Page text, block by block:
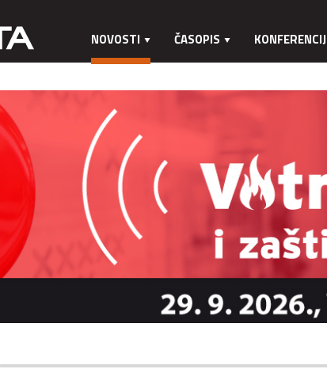
NOVOSTI ČASOPIS